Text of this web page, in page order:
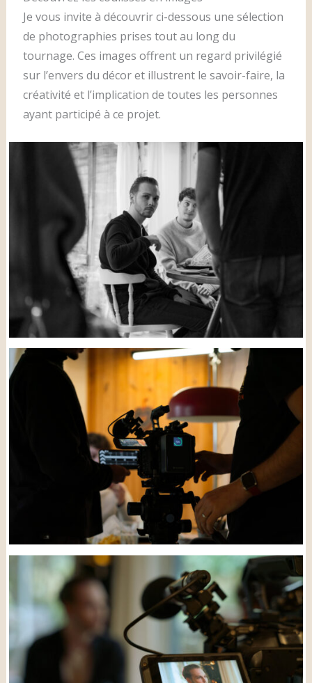
Je vous invite à découvrir ci-dessous une sélection
de photographies prises tout au long du
tournage. Ces images offrent un regard privilégié
sur l’envers du décor et illustrent le savoir-faire, la
créativité et l’implication de toutes les personnes
ayant participé à ce projet.